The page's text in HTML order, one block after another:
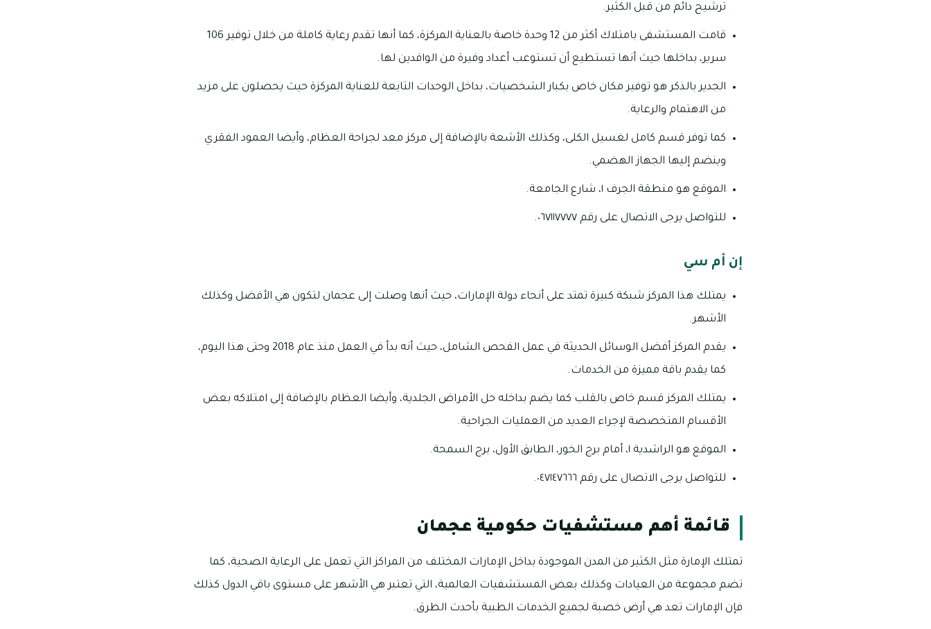
ترشيح دائم من قبل الكثير.
قامت المستشفى بامتلاك أكثر من 12 وحدة خاصة بالعناية المركزة، كما أنها تقدم رعاية كاملة من خلال توفير 106
سرير، بداخلها حيث أنها تستطيع أن تستوعب أعداد وفيرة من الوافدين لها.
الجدير بالذكر هو توفير مكان خاص بكبار الشخصيات، بداخل الوحدات التابعة للعناية المركزة حيث يحصلون على مزيد
من الاهتمام والرعاية.
كما توفر قسم كامل لغسيل الكلى، وكذلك الأشعة بالإضافة إلى مركز معد لجراحة العظام، وأيضا العمود الفقري
وينضم إليها الجهاز الهضمي.
الموقع هو منطقة الجرف ١، شارع الجامعة.
للتواصل يرجى الاتصال على رقم ٠٦٧١١٧٧٧٧.
إن أم سي
يمتلك هذا المركز شبكة كبيرة تمتد على أنحاء دولة الإمارات، حيث أنها وصلت إلى عجمان لتكون هي الأفضل وكذلك
الأشهر.
يقدم المركز أفضل الوسائل الحديثة في عمل الفحص الشامل، حيث أنه بدأ في العمل منذ عام 2018 وحتى هذا اليوم،
كما يقدم باقة مميزة من الخدمات.
يمتلك المركز قسم خاص بالقلب كما يضم بداخله حل الأمراض الجلدية، وأيضا العظام بالإضافة إلى امتلاكه بعض
الأقسام المتخصصة لإجراء العديد من العمليات الجراحية.
الموقع هو الراشدية ١، أمام برج الخور، الطابق الأول، برج السمحة.
للتواصل يرجى الاتصال على رقم ٠٤٧١٤٧٦٦٦.
قائمة أهم مستشفيات حكومية عجمان
تمتلك الإمارة مثل الكثير من المدن الموجودة بداخل الإمارات المختلف من المراكز التي تعمل على الرعاية الصحية، كما
تضم مجموعة من العيادات وكذلك بعض المستشفيات العالمية، التي تعتبر هي الأشهر على مستوى باقي الدول كذلك
فإن الإمارات تعد هي أرض خصبة لجميع الخدمات الطبية بأحدث الطرق.